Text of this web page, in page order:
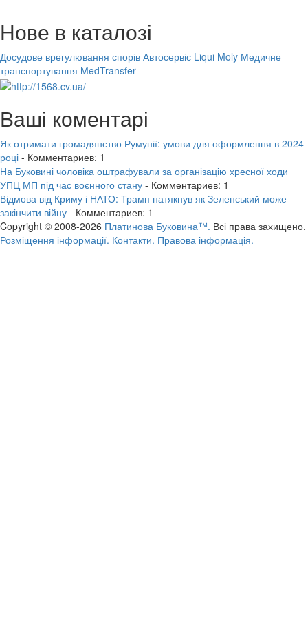
Нове в каталозі
Досудове врегулювання спорів Автосервіс Liqui Moly Медичне
транспортування MedTransfer
Ваші коментарі
Як отримати громадянство Румунії: умови для оформлення в 2024
році - Комментариев: 1
На Буковині чоловіка оштрафували за організацію хресної ходи
УПЦ МП під час воєнного стану - Комментариев: 1
Відмова від Криму і НАТО: Трамп натякнув як Зеленський може
закінчити війну - Комментариев: 1
Copyright © 2008-2026 Платинова Буковина™. Всі права захищено.
Розміщення інформації. Контакти. Правова інформація.